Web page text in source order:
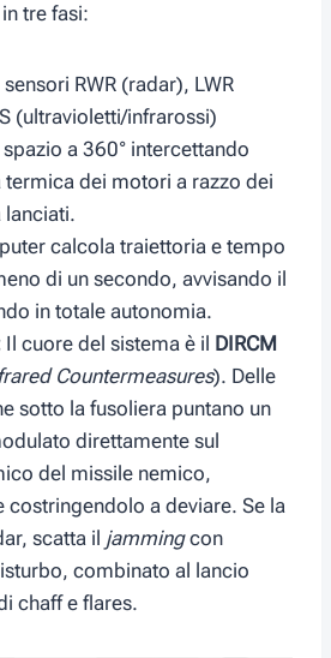
tre fasi:
sensori RWR (radar), LWR
(ultravioletti/infrarossi)
a 360° intercettando
termica dei motori a razzo dei
lanciati.
calcola traiettoria e tempo
di un secondo, avvisando il
in totale autonomia.
Il cuore del sistema è il DIRCM
Countermeasures). Delle
sotto la fusoliera puntano un
direttamente sul
del missile nemico,
costringendolo a deviare. Se la
scatta il jammingcon
combinato al lancio
chaff e flares.